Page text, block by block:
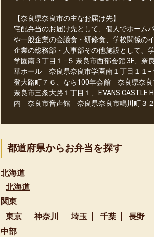
【奈良県奈良市の主なお届け先】
宅配弁当のお届け先として、個人でホーム
や一般企業の会議食・研修食、学校関係の
企業の総務部・人事部その他施設として
学園南３丁目１−５ 奈良市西部会館 3F、
華ホール 奈良県奈良市学園南１丁目１１
登大路町７６、なら100年会館 奈良県奈
奈良市三条大路１丁目１、EVANS
内 奈良市音声館 奈良県奈良市鳴川町３
都道府県からお弁当を探す
北海道
北海道
関東
東京 神奈川 埼玉 千葉 長野
中部